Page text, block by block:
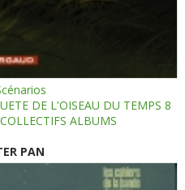
DE L'OISEAU DU TEMPS 8
ALBUMS
PAN